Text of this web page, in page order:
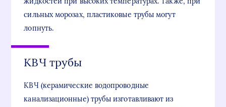
сильных морозах, пластиковые трубы могут
лопнуть.
КВЧ трубы
КВЧ (керамические водопроводные
канализационные) трубы изготавливают из